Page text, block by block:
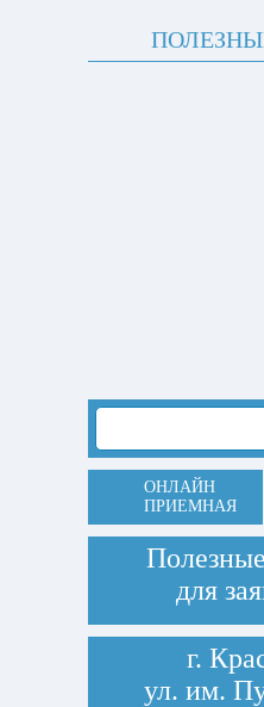
ОНЛАЙН
ПРИЕМНАЯ
для
г.
ул. им.